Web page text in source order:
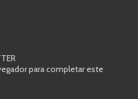
para completar este